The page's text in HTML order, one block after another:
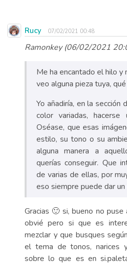
Rucy 07/02/2021 00:48
Ramonkey (06/02/2021
Me ha encantado el hilo y
veo alguna pieza tuya,
Yo añadiría, en la sección
color variadas, hacerse
Oséase, que esas
estilo, su tono o su
alguna manera a
querías conseguir. Que
de varias de ellas, por
eso siempre puede dar
Gracias 🙂 si, bueno no
obvié pero si que es
mezclar y que busques
el tema de tonos, narices
sobre lo que es en